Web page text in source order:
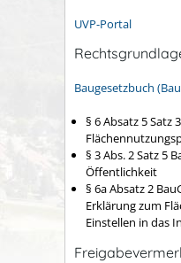
UVP-Portal
Baugesetzbuch
§ 6 Absatz 5 Satz
§ 3 Abs. 2Satz 5
Öffentlichkeit
§ 6a Absatz 2
Erklärung zum
Einstellen in das